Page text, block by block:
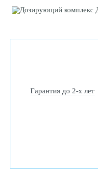
Гарантия до 2-х лет